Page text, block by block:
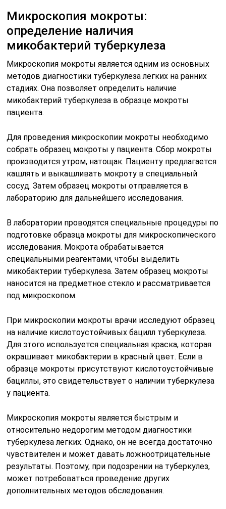
Микроскопия мокроты:
определение наличия
микобактерий туберкулеза
Микроскопия мокроты является одним из основных
методов диагностики туберкулеза легких на ранних
стадиях. Она позволяет определить наличие
микобактерий туберкулеза в образце мокроты
пациента.
Для проведения микроскопии мокроты необходимо
собрать образец мокроты у пациента. Сбор мокроты
производится утром, натощак. Пациенту предлагается
кашлять и выкашливать мокроту в специальный
сосуд. Затем образец мокроты отправляется в
лабораторию для дальнейшего исследования.
В лаборатории проводятся специальные процедуры по
подготовке образца мокроты для микроскопического
исследования. Мокрота обрабатывается
специальными реагентами, чтобы выделить
микобактерии туберкулеза. Затем образец мокроты
наносится на предметное стекло и рассматривается
под микроскопом.
При микроскопии мокроты врачи исследуют образец
на наличие кислотоустойчивых бацилл туберкулеза.
Для этого используется специальная краска, которая
окрашивает микобактерии в красный цвет. Если в
образце мокроты присутствуют кислотоустойчивые
бациллы, это свидетельствует о наличии туберкулеза
у пациента.
Микроскопия мокроты является быстрым и
относительно недорогим методом диагностики
туберкулеза легких. Однако, он не всегда достаточно
чувствителен и может давать ложноотрицательные
результаты. Поэтому, при подозрении на туберкулез,
может потребоваться проведение других
дополнительных методов обследования.